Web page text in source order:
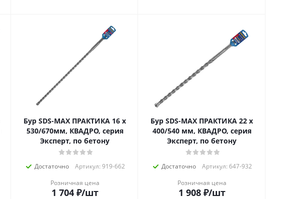
Бур SDS-MAX ПРАКТИКА 16 х
530/670мм, КВАДРО, серия
Эксперт, по бетону
Достаточно
Артикул: 919-662
Розничная цена
1 704₽/шт
Бур SDS-MAX ПРАКТИКА 22 х
400/540 мм, КВАДРО, серия
Эксперт, по бетону
Достаточно
Артикул: 647-932
Розничная цена
1 908₽/шт